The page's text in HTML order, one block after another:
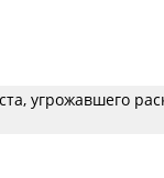
угрожавшего